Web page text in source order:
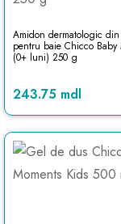
Amidon dermatologic din
pentru baie Chicco Baby
(0+ luni) 250 g
243.75 mdl